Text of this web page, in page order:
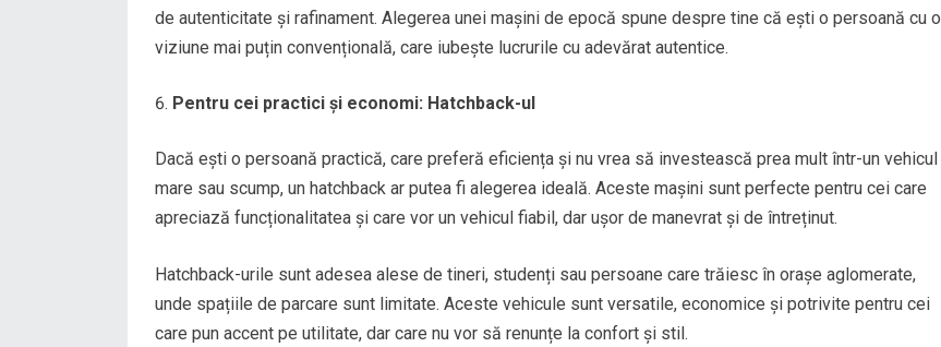
de autenticitate și rafinament. Alegerea unei mașini de epocă spune despre tine că ești o persoană cu o
viziune mai puțin convențională, care iubește lucrurile cu adevărat autentice.
Pentru cei practici și economi: Hatchback-ul
Dacă ești o persoană practică, care preferă eficiența și nu vrea să investească prea mult într-un vehicul
mare sau scump, un hatchback ar putea fi alegerea ideală. Aceste mașini sunt perfecte pentru cei care
apreciază funcționalitatea și care vor un vehicul fiabil, dar ușor de manevrat și de întreținut.
Hatchback-urile sunt adesea alese de tineri, studenți sau persoane care trăiesc în orașe aglomerate,
unde spațiile de parcare sunt limitate. Aceste vehicule sunt versatile, economice și potrivite pentru cei
care pun accent pe utilitate, dar care nu vor să renunțe la confort și stil.